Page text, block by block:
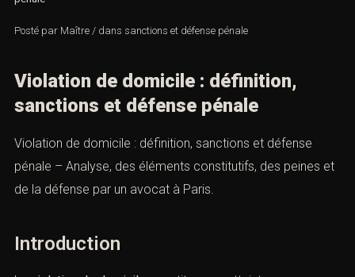
Posté par Maître / dans sanctions et défense pénale
Violation de domicile : définition,
sanctions et défense pénale
Violation de domicile : définition, sanctions et défense
pénale – Analyse, des éléments constitutifs, des peines
et de la défense par un avocat à Paris.
Introduction